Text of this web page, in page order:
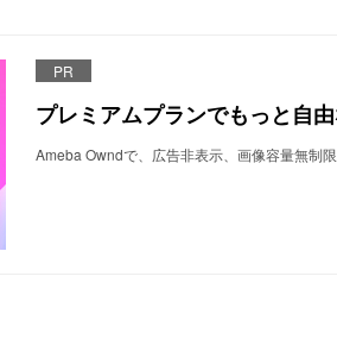
PR
プレミアムプランでもっと自
Ameba Owndで、広告非表示、画像容量無制